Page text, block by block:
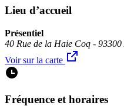
Lieu d’accueil
Présentiel
40 Rue de la Haie Coq -
Voir sur la carte
Fréquence et horaires